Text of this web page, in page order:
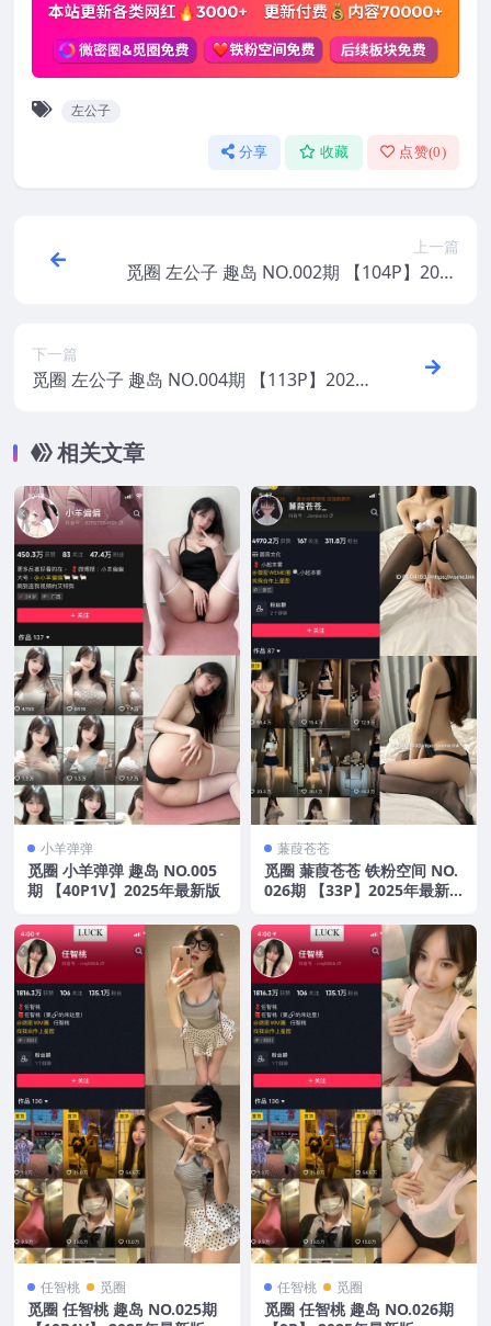
左公子
分享 收藏 点赞(0)
上一篇
觅圈 左公子 趣岛 NO.002期 【104P】2025
下一篇
觅圈 左公子 趣岛 NO.004期 【113P】2025
相关文章
小羊弹弹
觅圈 小羊弹弹 趣岛 NO.005
期 【40P1V】2025年最新版
蒹葭苍苍
觅圈 蒹葭苍苍 铁粉空间 NO.
026期 【33P】2025年最新
任智桃 觅圈
觅圈 任智桃 趣岛 NO.025期
任智桃 觅圈
觅圈 任智桃 趣岛 NO.026期